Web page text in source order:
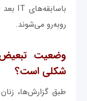
روبه‌رو می‌شوند.
وضعیت
شکلی است؟
طبق گزارش‌ها،